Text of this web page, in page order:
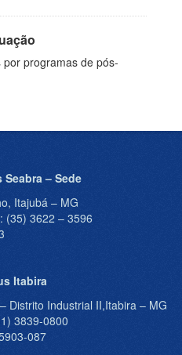
programas de pós-
– Sede
Itajubá – MG
(35) 3622 – 3596
Itabira
Distrito Industrial II,Itabira – MG
3839-0800
087